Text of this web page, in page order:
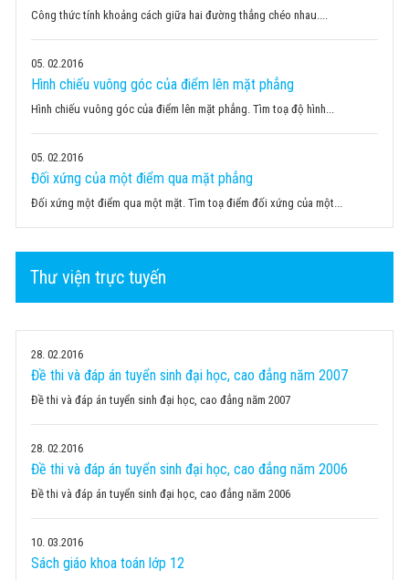
Công thức tính khoảng cách giữa hai đường thẳng chéo nhau....
05 02.2016
Hình chiếu vuông góc của điểm lên mặt phẳng
Hình chiếu vuông góc của điểm lên mặt phẳng. Tìm toạ độ hình...
05 02.2016
Đối xứng của một điểm qua mặt phẳng
Đối xứng một điểm qua một mặt. Tìm toạ điểm đối xứng của một...
Thư viện trực tuyến
28 02.2016
Đề thi và đáp án tuyển sinh đại học, cao đẳng năm 2007
Đề thi và đáp án tuyển sinh đại học, cao đẳng năm 2007
28 02.2016
Đề thi và đáp án tuyển sinh đại học, cao đẳng năm 2006
Đề thi và đáp án tuyển sinh đại học, cao đẳng năm 2006
10 03.2016
Sách giáo khoa toán lớp 12